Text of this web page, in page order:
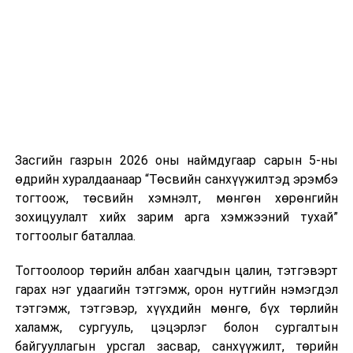
· Байнгын
хорооны
тогтоолын төсөл
/
удирдамж батлах
тухай
2
Аюулгүй байдал,
гадаад
·
Монгол Улсын
2025 оны
10.00
Шинэ хууль Францын зах зээлд үйлчилдэг гадаадын
дуудлагын төвүүдэд нөлөөлөхөөр байна. Тухайлбал,
Мароккогийн дуудлагын төвүүдийн орлогын 80 гаруй
хувь Францын зах зээлээс бүрддэг бөгөөд тус улсын
40–50 мянган ажлын байр эрсдэлд орж болзошгүйг
Засгийн газрын 2026 оны наймдугаар сарын 5-ны
өдрийн хуралдаанаар “Төсвийн санхүүжилтэд эрэмбэ
тогтоож, төсвийн хэмнэлт, мөнгөн хөрөнгийн
зохицуулалт хийх зарим арга хэмжээний тухай”
тогтоолыг баталлаа.
Тогтоолоор төрийн албан хаагчдын цалин, тэтгэвэрт
гарах нэг удаагийн тэтгэмж, орон нутгийн нэмэгдэл
тэтгэмж, тэтгэвэр, хүүхдийн мөнгө, бүх төрлийн
халамж, сургууль, цэцэрлэг болон сургалтын
байгууллагын урсгал засвар, санхүүжилт, төрийн